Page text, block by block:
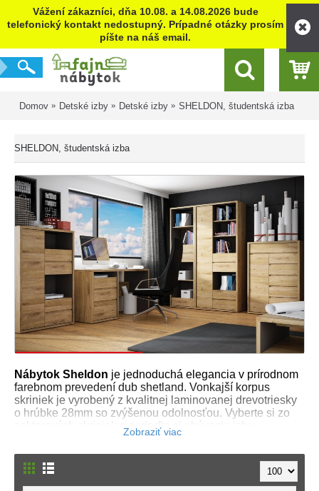
Vážení zákazníci, dňa 10.08. a 14.08.2026 bude
telefonický kontakt nedostupný. Prípadné otázky prosím
píšte na náš email.
Domov Detské izby Detské izby SHELDON, študentská izba
SHELDON, študentská izba
Nábytok Sheldon je jednoduchá elegancia v prírodnom
farebnom prevedení dub shetland. Vonkajší korpus
skriniek je vyrobený z kvalitnej laminovanej drevotriesky
o hrúbke 28mm so zvýšenou odolnosťou. Vyberte si zo
sektorových skriniek a zariaďte si obývaciu izbu,
študentskú izbu alebo pracovňu.